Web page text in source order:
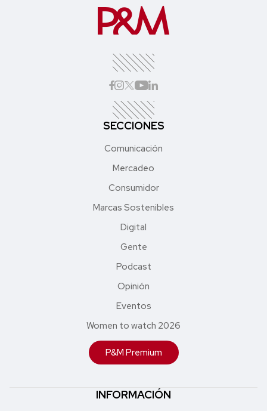
SECCIONES
Comunicación
Mercadeo
Consumidor
Marcas Sostenibles
Digital
Gente
Podcast
Opinión
Eventos
Women to watch 2026
P&M Premium
INFORMACIÓN